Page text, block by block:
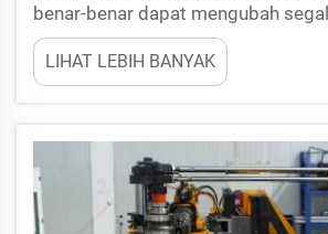
benar-benar dapat mengubah
pembengkok pipa otomatis yang
semakin banyak digunakan oleh
furnitur. Proses ini berarti mesin
LIHAT LEBIH BANYAK